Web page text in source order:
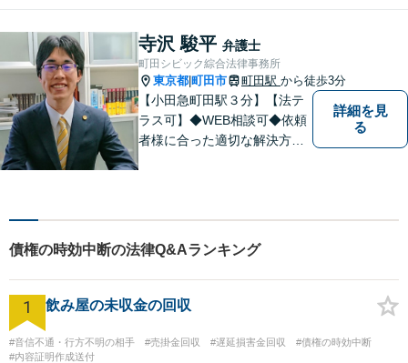
寺沢 駿平 弁護士
町田シビック綜合法律事務所
東京都 町田市 町田駅 から徒歩3分
【小田急町田駅３分】【法テ
ラス可】◆WEB相談可◆依頼
者様に合った適切な解決方法
ださい。
詳細を見
る
債権の時効中断の法律Q&Aランキング
1 飲み屋の未収金の回収
#音信不通・行方不明の相手 #売掛金回収 #遅延損害金回収
#債権の時効中断
#内容証明作成送付